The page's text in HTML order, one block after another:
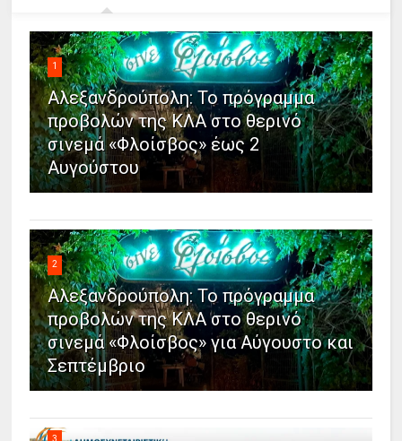
1
Αλεξανδρούπολη: Το πρόγραμμα
προβολών της ΚΛΑ στο θερινό
σινεμά «Φλοίσβος» έως 2
Αυγούστου
2
Αλεξανδρούπολη: Το πρόγραμμα
προβολών της ΚΛΑ στο θερινό
σινεμά «Φλοίσβος» για Αύγουστο και
Σεπτέμβριο
3